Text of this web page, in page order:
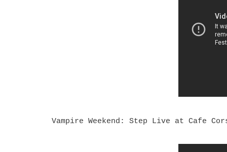
Vampire Weekend: Step Live at Cafe